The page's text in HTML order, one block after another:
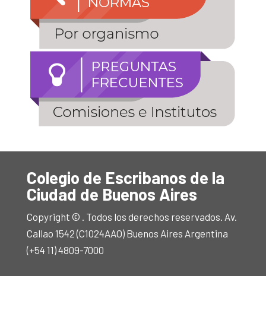
Colegio de Escribanos de la
Ciudad de Buenos Aires
Copyright © . Todos los derechos reservados. Av.
Callao 1542 (C1024AAO) Buenos Aires Argentina
(+54 11) 4809-7000